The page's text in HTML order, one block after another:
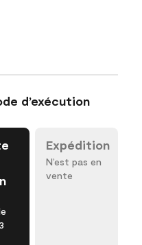
d’exécution
Expédition
N’est pas en
vente